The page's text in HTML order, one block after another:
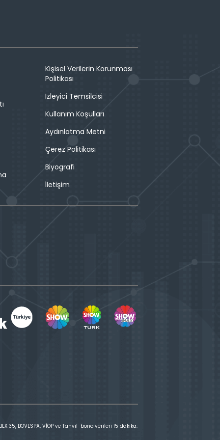
Kişisel Verilerin Korunması
Politikası
İzleyici Temsilcisi
Kullanım Koşulları
Aydınlatma Metni
Çerez Politikası
Biyografi
İletişim
35, BOVESPA, VİOP ve Tahvil-bono verileri 15 dakika;